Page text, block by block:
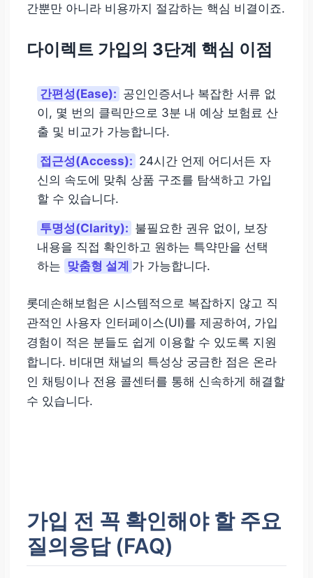
간뿐만 아니라 비용까지 절감하는 핵심 비결이죠.
다이렉트 가입의 3단계 핵심 이점
간편성(Ease): 공인인증서나 복잡한 서류 없
이, 몇 번의 클릭만으로 3분 내 예상 보험료 산
출 및 비교가 가능합니다.
접근성(Access): 24시간 언제 어디서든 자
신의 속도에 맞춰 상품 구조를 탐색하고 가입
할 수 있습니다.
투명성(Clarity): 불필요한 권유 없이, 보장
내용을 직접 확인하고 원하는 특약만을 선택
하는 맞춤형 설계 가 가능합니다.
롯데손해보험은 시스템적으로 복잡하지 않고 직
관적인 사용자 인터페이스(UI)를 제공하여, 가입
경험이 적은 분들도 쉽게 이용할 수 있도록 지원
합니다. 비대면 채널의 특성상 궁금한 점은 온라
인 채팅이나 전용 콜센터를 통해 신속하게 해결할
수 있습니다.
가입 전 꼭 확인해야 할 주요
질의응답 (FAQ)